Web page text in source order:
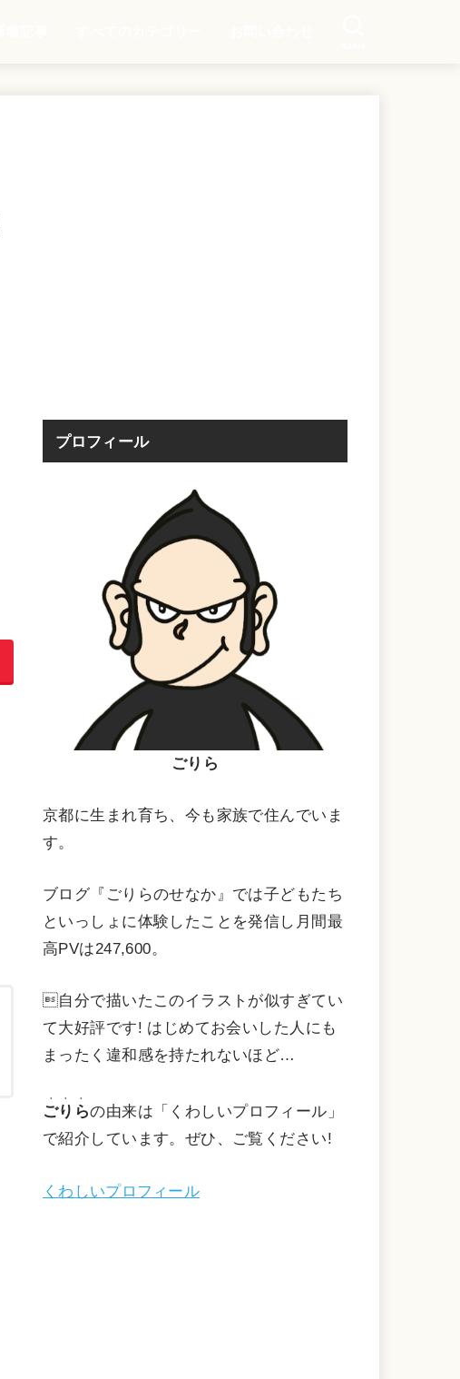
プロフィール
ごりら
京都に生まれ育ち、今も家族で住んでいま
す。
ブログ『ごりらのせなか』では子どもたち
といっしょに体験したことを発信し月間最
高PVは247,600。
自分で描いたこのイラストが似すぎてい
て大好評です! はじめてお会いした人にも
まったく違和感を持たれないほど…
ごりら
・・・
の由来は「くわしいプロフィール」
で紹介しています。ぜひ、ご覧ください!
くわしいプロフィール